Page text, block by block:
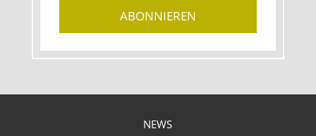
ABONNIEREN
NEWS